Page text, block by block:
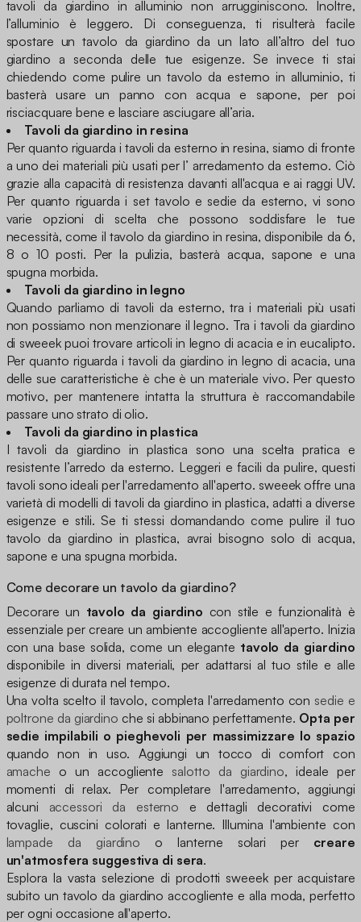
tavoli da giardino in alluminio non arrugginiscono. Inoltre,
l’alluminio è leggero. Di conseguenza, ti risulterà facile
spostare un tavolo da giardino da un lato all’altro del tuo
giardino a seconda delle tue esigenze. Se invece ti stai
chiedendo come pulire un tavolo da esterno in alluminio, ti
basterà usare un panno con acqua e sapone, per poi
risciacquare bene e lasciare asciugare all’aria.
Tavoli da giardino in resina
Per quanto riguarda i tavoli da esterno in resina, siamo di fronte
a uno dei materiali più usati per l’ arredamento da esterno. Ciò
grazie alla capacità di resistenza davanti all'acqua e ai raggi UV.
Per quanto riguarda i set tavolo e sedie da esterno, vi sono
varie opzioni di scelta che possono soddisfare le tue
necessità, come il tavolo da giardino in resina, disponibile da 6,
8 o 10 posti. Per la pulizia, basterà acqua, sapone e una
spugna morbida.
Tavoli da giardino in legno
Quando parliamo di tavoli da esterno, tra i materiali più usati
non possiamo non menzionare il legno. Tra i tavoli da giardino
di sweeek puoi trovare articoli in legno di acacia e in eucalipto.
Per quanto riguarda i tavoli da giardino in legno di acacia, una
delle sue caratteristiche è che è un materiale vivo. Per questo
motivo, per mantenere intatta la struttura è raccomandabile
passare uno strato di olio.
Tavoli da giardino in plastica
I tavoli da giardino in plastica sono una scelta pratica e
resistente l’arredo da esterno. Leggeri e facili da pulire, questi
tavoli sono ideali per l'arredamento all'aperto. sweeek offre una
varietà di modelli di tavoli da giardino in plastica, adatti a diverse
esigenze e stili. Se ti stessi domandando come pulire il tuo
tavolo da giardino in plastica, avrai bisogno solo di acqua,
sapone e una spugna morbida.
Come decorare un tavolo da giardino?
Decorare un tavolo da giardino con stile e funzionalità è
essenziale per creare un ambiente accogliente all'aperto. Inizia
con una base solida, come un elegante tavolo da giardino
disponibile in diversi materiali, per adattarsi al tuo stile e alle
esigenze di durata nel tempo.
Una volta scelto il tavolo, completa l'arredamento con sedie e
poltrone da giardino che si abbinano perfettamente. Opta per
sedie impilabili o pieghevoli per massimizzare lo spazio
quando non in uso. Aggiungi un tocco di comfort con
amache o un accogliente salotto da giardino, ideale per
momenti di relax. Per completare l'arredamento, aggiungi
alcuni accessori da esterno e dettagli decorativi come
tovaglie, cuscini colorati e lanterne. Illumina l'ambiente con
lampade da giardino o lanterne solari per creare
un'atmosfera suggestiva di sera.
Esplora la vasta selezione di prodotti sweeek per acquistare
subito un tavolo da giardino accogliente e alla moda, perfetto
per ogni occasione all'aperto.